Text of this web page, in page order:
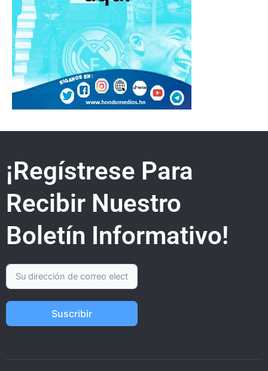
¡Regístrese Para
Recibir Nuestro
Boletín Informativo!
Suscribir